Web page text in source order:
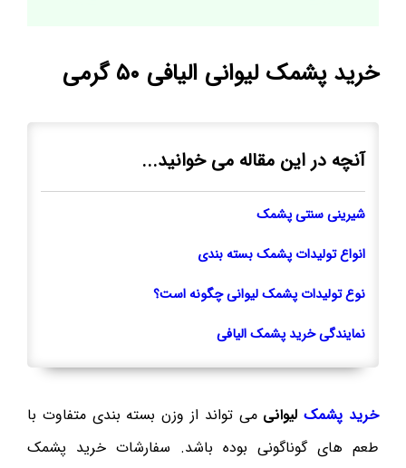
خرید پشمک لیوانی الیافی ۵۰ گرمی
آنچه در این مقاله می خوانید...
شیرینی سنتی پشمک
انواع تولیدات پشمک بسته بندی
نوع تولیدات پشمک لیوانی چگونه است؟
نمایندگی خرید پشمک الیافی
خرید پشمکلیوانی می تواند از وزن بسته بندی متفاوت با
طعم های گوناگونی بوده باشد. سفارشات خرید پشمک